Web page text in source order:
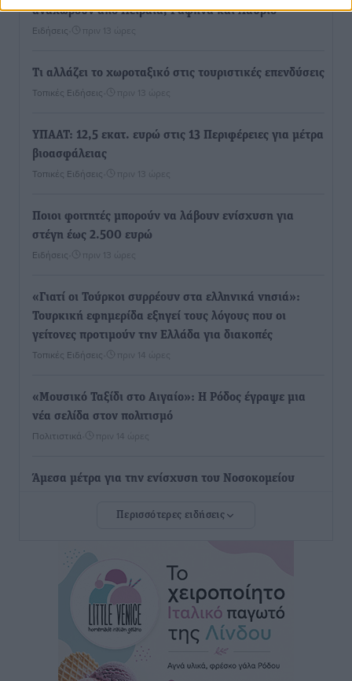
αναχωρούν από Πειραιά, Ραφήνα και Λαύριο
Ειδήσεις πριν 13 ώρες
Τι αλλάζει το χωροταξικό στις τουριστικές επενδύσεις
Τοπικές Ειδήσεις πριν 13 ώρες
ΥΠΑΑΤ: 12,5 εκατ. ευρώ στις 13 Περιφέρειες για μέτρα
βιοασφάλειας
Τοπικές Ειδήσεις πριν 13 ώρες
Ποιοι φοιτητές μπορούν να λάβουν ενίσχυση για
στέγη έως 2.500 ευρώ
Ειδήσεις πριν 13 ώρες
«Γιατί οι Τούρκοι συρρέουν στα ελληνικά νησιά»:
Τουρκική εφημερίδα εξηγεί τους λόγους που οι
γείτονες προτιμούν την Ελλάδα για διακοπές
Τοπικές Ειδήσεις πριν 14 ώρες
«Μουσικό Ταξίδι στο Αιγαίο»: Η Ρόδος έγραψε μια
νέα σελίδα στον πολιτισμό
Πολιτιστικά πριν 14 ώρες
Άμεσα μέτρα για την ενίσχυση του Νοσοκομείου
ανακοίνωσε ο Άδωνις Γεωργιάδης
Iατρικός Σύλλογος Ροδου προς Α. Γεωργιάδη:
Στρατηγικές Προτάσεις για την Ενίσχυση της
Δημόσιας Υγείας στη Νησιωτική Ελλάδα και στα
Νοσοκομεία της Γ΄ Ζώνης
Τοπικές Ειδήσεις πριν 14 ώρες
Περισσότερες ειδήσεις